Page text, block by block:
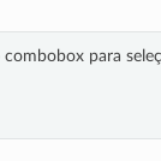
para